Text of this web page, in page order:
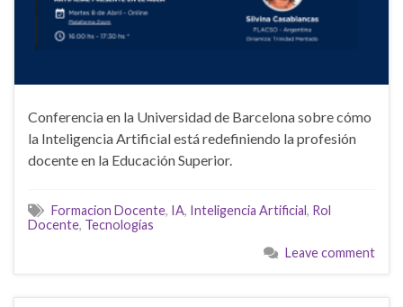
Conferencia en la Universidad de Barcelona sobre cómo
la Inteligencia Artificial está redefiniendo la profesión
docente en la Educación Superior.
Formacion Docente, IA, Inteligencia Artificial, Rol
Docente, Tecnologías
Leave comment